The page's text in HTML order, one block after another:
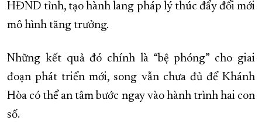
HĐND tỉnh, tạo hành lang pháp lý thúc đẩy đổi mới
mô hình tăng trưởng.
Những kết quả đó chính là “bệ phóng” cho giai
đoạn phát triển mới, song vẫn chưa đủ để Khánh
Hòa có thể an tâm bước ngay vào hành trình hai con
số.